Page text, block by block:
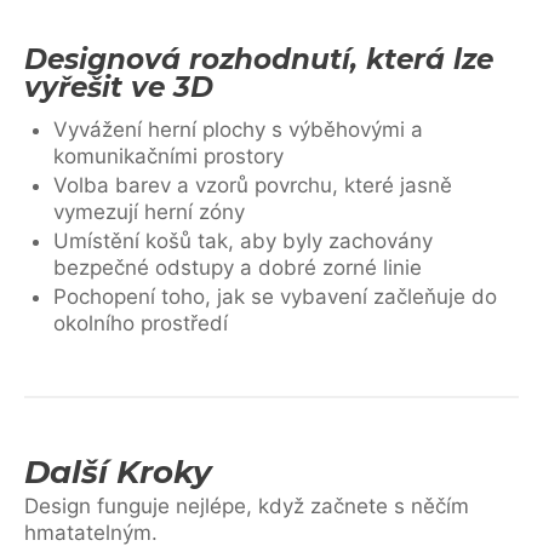
Designová rozhodnutí, která lze
vyřešit ve 3D
Vyvážení herní plochy s výběhovými a
komunikačními prostory
Volba barev a vzorů povrchu, které jasně
vymezují herní zóny
Umístění košů tak, aby byly zachovány
bezpečné odstupy a dobré zorné linie
Pochopení toho, jak se vybavení začleňuje do
okolního prostředí
Další Kroky
Design funguje nejlépe, když začnete s něčím
hmatatelným.